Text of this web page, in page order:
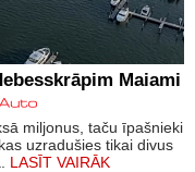
Maiami
miljonus, taču īpašnieki
uzradušies tikai divus
LASĪT VAIRĀK